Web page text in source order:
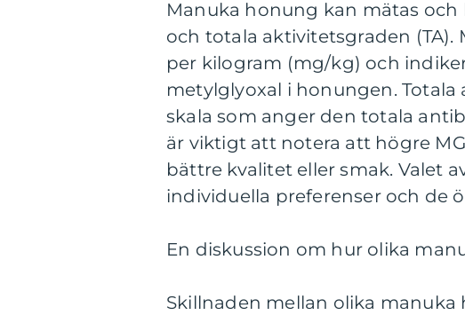
Manuka honung kan mätas och
och totala aktivitetsgraden
per kilogram (mg/kg) och
metylglyoxal i honungen.
skala som anger den totala
är viktigt att notera att högre
bättre kvalitet eller smak. Valet
individuella preferenser och de
En diskussion om hur olika
Skillnaden mellan olika